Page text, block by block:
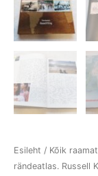
Esileht / Kõik
rändeatlas. Russell